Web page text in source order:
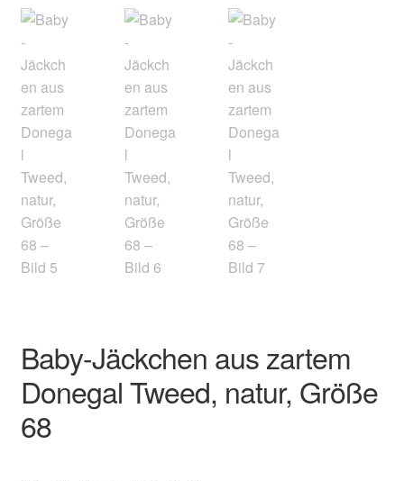
Baby-Jäckchen aus zartem
Donegal Tweed, natur, Größe
68